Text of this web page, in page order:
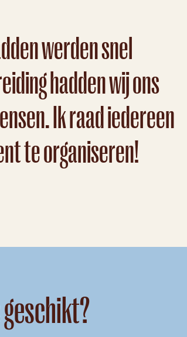
werden snel
hadden wij ons
Ik raad iedereen
te organiseren!